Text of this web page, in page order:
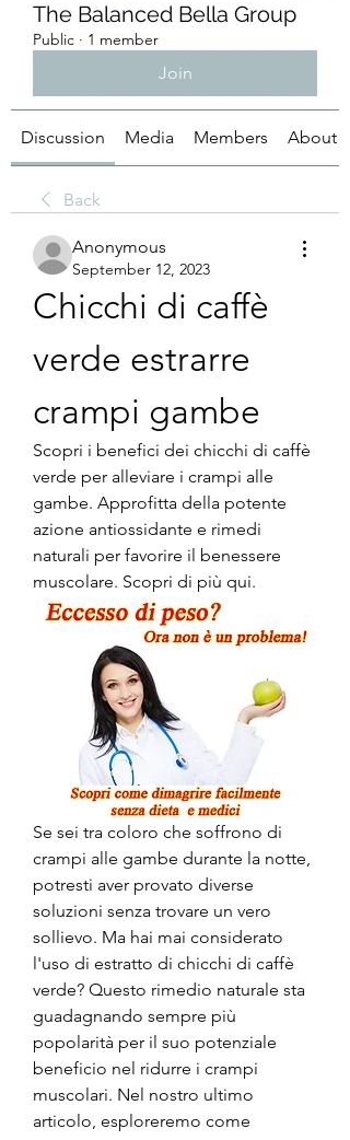
The Balanced Bella Group
Public · 1 member
Join
Discussion Media Members About
Back
Anonymous
September 12, 2023
Chicchi di caffè
verde estrarre
crampi gambe
Scopri i benefici dei chicchi di caffè
verde per alleviare i crampi alle
gambe. Approfitta della potente
azione antiossidante e rimedi
naturali per favorire il benessere
muscolare. Scopri di più qui.
Se sei tra coloro che soffrono di
crampi alle gambe durante la notte,
potresti aver provato diverse
soluzioni senza trovare un vero
sollievo. Ma hai mai considerato
l'uso di estratto di chicchi di caffè
verde? Questo rimedio naturale sta
guadagnando sempre più
popolarità per il suo potenziale
beneficio nel ridurre i crampi
muscolari. Nel nostro ultimo
articolo, esploreremo come